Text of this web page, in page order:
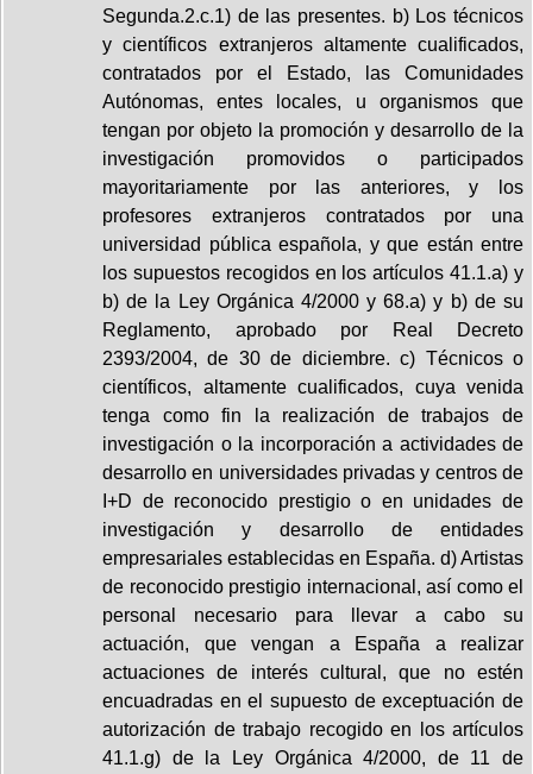
Segunda.2.c.1) de las presentes. b) Los técnicos
y científicos extranjeros altamente cualificados,
contratados por el Estado, las Comunidades
Autónomas, entes locales, u organismos que
tengan por objeto la promoción y desarrollo de la
investigación promovidos o participados
mayoritariamente por las anteriores, y los
profesores extranjeros contratados por una
universidad pública española, y que están entre
los supuestos recogidos en los artículos 41.1.a) y
b) de la Ley Orgánica 4/2000 y 68.a) y b) de su
Reglamento, aprobado por Real Decreto
2393/2004, de 30 de diciembre. c) Técnicos o
científicos, altamente cualificados, cuya venida
tenga como fin la realización de trabajos de
investigación o la incorporación a actividades de
desarrollo en universidades privadas y centros de
I+D de reconocido prestigio o en unidades de
investigación y desarrollo de entidades
empresariales establecidas en España. d) Artistas
de reconocido prestigio internacional, así como el
personal necesario para llevar a cabo su
actuación, que vengan a España a realizar
actuaciones de interés cultural, que no estén
encuadradas en el supuesto de exceptuación de
autorización de trabajo recogido en los artículos
41.1.g) de la Ley Orgánica 4/2000, de 11 de